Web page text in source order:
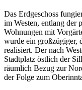
Das Erdgeschoss
im Westen, entlang der
Wohnungen mit
wurde ein großzügiger,
realisiert. Der nach
Stadtplatz östlich der
räumlich Bezug zur
der Folge zum